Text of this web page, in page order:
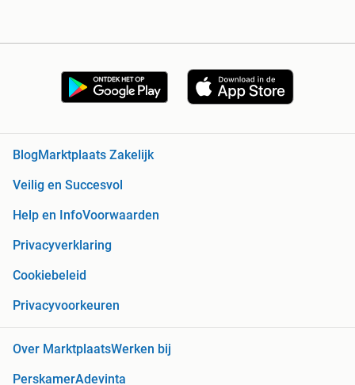
BlogMarktplaats Zakelijk
Veilig en Succesvol
Help en InfoVoorwaarden
Privacyverklaring
Cookiebeleid
Privacyvoorkeuren
Over MarktplaatsWerken bij
PerskamerAdevinta